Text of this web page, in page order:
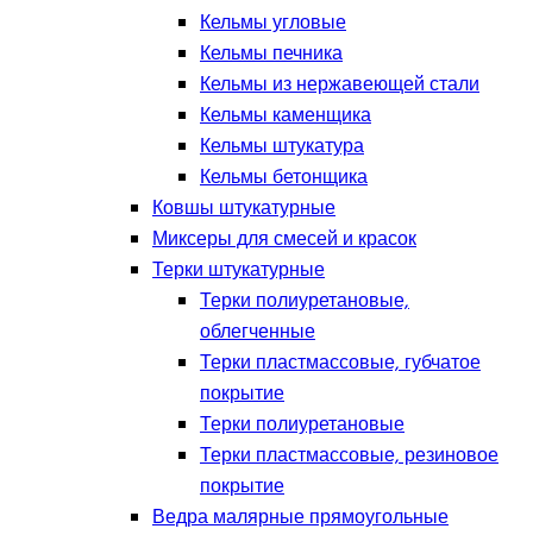
Кельмы угловые
Кельмы печника
Кельмы из нержавеющей стали
Кельмы каменщика
Кельмы штукатура
Кельмы бетонщика
Ковшы штукатурные
Миксеры для смесей и красок
Терки штукатурные
Терки полиуретановые,
облегченные
Терки пластмассовые, губчатое
покрытие
Терки полиуретановые
Терки пластмассовые, резиновое
покрытие
Ведра малярные прямоугольные